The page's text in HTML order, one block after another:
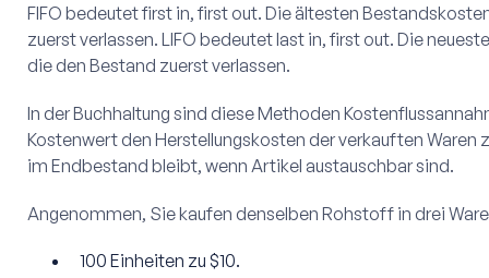
FIFO bedeutet first in, first out. Die ältesten
zuerst verlassen. LIFO bedeutet last in, first out. Die
die den Bestand zuerst verlassen.
In der Buchhaltung sind diese Methoden
Kostenwert den Herstellungskosten der verkauften
im Endbestand bleibt, wenn Artikel austauschbar sind.
Angenommen, Sie kaufen denselben Rohstoff in drei
100 Einheiten zu $10.